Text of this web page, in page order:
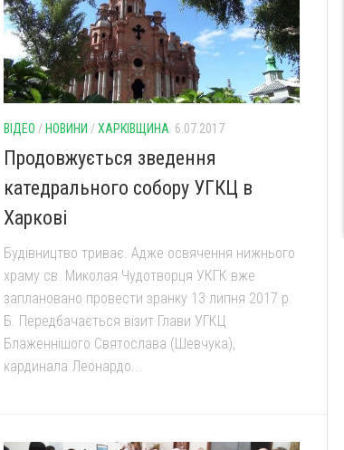
ВІДЕО / НОВИНИ /ХАРКІВЩИНА 6.07.2017
Продовжується зведення
катедрального собору УГКЦ в
Харкові
Будівництво триває. Адже освячення нижнього
храму св. Миколая Чудотворця УКГК вже
заплановано провести зранку 13 липня 2017 р.
Б. Передбачається візит Глави УГКЦ
Блаженнішого Святослава (Шевчука),
кардинала Леонардо...